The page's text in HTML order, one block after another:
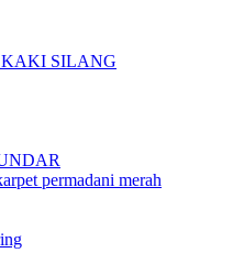
SILANG
permadani merah